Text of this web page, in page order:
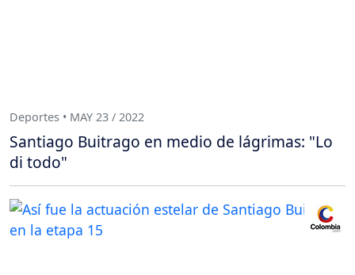
Deportes • MAY 23 / 2022
Santiago Buitrago en medio de lágrimas: "Lo
di todo"